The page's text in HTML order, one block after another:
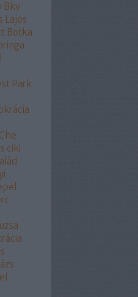
Bkv
Lajos
Botka
Park
Che
ciki